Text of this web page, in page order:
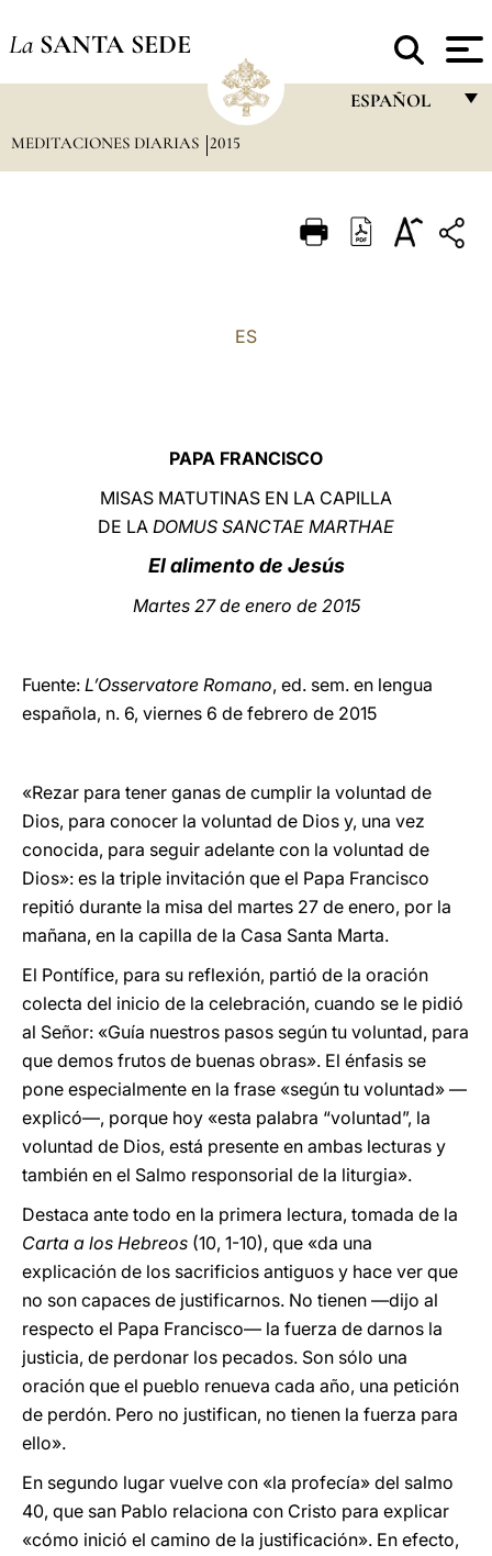
La SANTA SEDE
ESPAÑOL
ITALIANO
中文
LATINE
MEDITACIONES DIARIAS 2015
ES
PAPA FRANCISCO
MISAS MATUTINAS EN LA CAPILLA
DE LA DOMUS SANCTAE MARTHAE
El alimento de Jesús
Martes 27 de enero de 2015
Fuente: L’Osservatore Romano, ed. sem. en lengua
española, n. 6, viernes 6 de febrero de 2015
«Rezar para tener ganas de cumplir la voluntad de
Dios, para conocer la voluntad de Dios y, una vez
conocida, para seguir adelante con la voluntad de
Dios»: es la triple invitación que el Papa Francisco
repitió durante la misa del martes 27 de enero, por la
mañana, en la capilla de la Casa Santa Marta.
El Pontífice, para su reflexión, partió de la oración
colecta del inicio de la celebración, cuando se le pidió
al Señor: «Guía nuestros pasos según tu voluntad, para
que demos frutos de buenas obras». El énfasis se
pone especialmente en la frase «según tu voluntad» —
explicó—, porque hoy «esta palabra “voluntad”, la
voluntad de Dios, está presente en ambas lecturas y
también en el Salmo responsorial de la liturgia».
Destaca ante todo en la primera lectura, tomada de la
Carta a los Hebreos (10, 1-10), que «da una
explicación de los sacrificios antiguos y hace ver que
no son capaces de justificarnos. No tienen —dijo al
respecto el Papa Francisco— la fuerza de darnos la
justicia, de perdonar los pecados. Son sólo una
oración que el pueblo renueva cada año, una petición
de perdón. Pero no justifican, no tienen la fuerza para
ello».
En segundo lugar vuelve con «la profecía» del salmo
40, que san Pablo relaciona con Cristo para explicar
«cómo inició el camino de la justificación». En efecto,